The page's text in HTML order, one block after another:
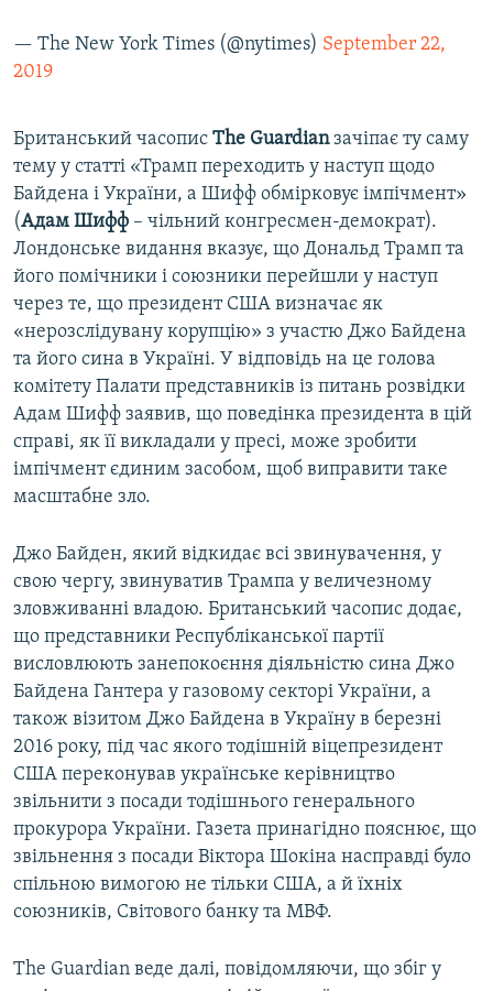
— The New York Times (@nytimes) September 22,
2019
Британський часопис The Guаrdianзачіпає ту саму
тему у статті «Трамп переходить у наступ щодо
Байдена і України, а Шифф обмірковує імпічмент»
(Адам Шифф – чільний конгресмен-демократ).
Лондонське видання вказує, що Дональд Трамп та
його помічники і союзники перейшли у наступ
через те, що президент США визначає як
«нерозслідувану корупцію» з участю Джо Байдена
та його сина в Україні. У відповідь на це голова
комітету Палати представників із питань розвідки
Адам Шифф заявив, що поведінка президента в цій
справі, як її викладали у пресі, може зробити
імпічмент єдиним засобом, щоб виправити таке
масштабне зло.
Джо Байден, який відкидає всі звинувачення, у
свою чергу, звинуватив Трампа у величезному
зловживанні владою. Британський часопис додає,
що представники Республіканської партії
висловлюють занепокоєння діяльністю сина Джо
Байдена Гантера у газовому секторі України, а
також візитом Джо Байдена в Україну в березні
2016 року, під час якого тодішній віцепрезидент
США переконував українське керівництво
звільнити з посади тодішнього генерального
прокурора України. Газета принагідно пояснює, що
звільнення з посади Віктора Шокіна насправді було
спільною вимогою не тільки США, а й їхніх
союзників, Світового банку та МВФ.
The Guаrdian веде далі, повідомляючи, що збіг у